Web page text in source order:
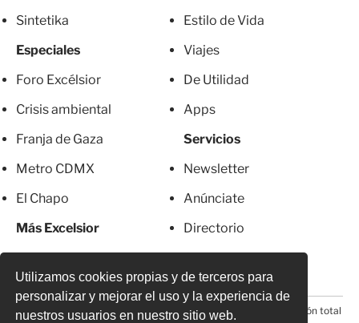
Utilizamos cookies propias y de terceros para
personalizar y mejorar el uso y la experiencia de
nuestros usuarios en nuestro sitio web.
Sintetika
Especiales
Foro Excélsior
Crisis ambiental
Franja de Gaza
Metro CDMX
El Chapo
Más Excelsior
Mujeres
Estilo de Vida
Viajes
De Utilidad
Apps
Servicios
Newsletter
Anúnciate
Directorio
Suscripciones
© 2026 Todos los derechos reservados. Prohibida la reproducción total